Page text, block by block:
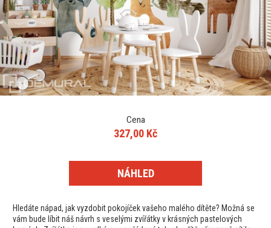
Cena
327,00 Kč
NÁHLED
Hledáte nápad, jak vyzdobit pokojíček vašeho malého dítěte? Možná se
vám bude líbit náš návrh s veselými zvířátky v krásných pastelových